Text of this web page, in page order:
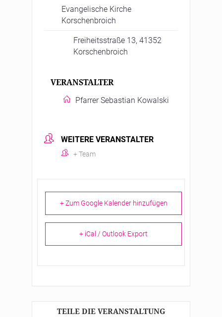
Evangelische Kirche
Korschenbroich
Freiheitsstraße 13, 41352
Korschenbroich
VERANSTALTER
Pfarrer Sebastian Kowalski
WEITERE VERANSTALTER
+ Team
+ Zum Google Kalender hinzufügen
+ iCal / Outlook Export
TEILE DIE VERANSTALTUNG